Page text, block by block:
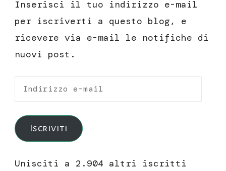
Inserisci il tuo indirizzo e-mail
per iscriverti a questo blog, e
ricevere via e-mail le notifiche di
nuovi post.
Indirizzo
mail
Iscriviti
Unisciti a 2.904 altri iscritti